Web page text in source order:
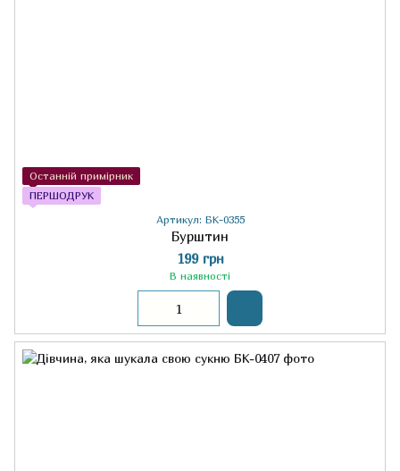
Останній примірник
ПЕРШОДРУК
Артикул: БК-0355
Бурштин
199 грн
В наявності